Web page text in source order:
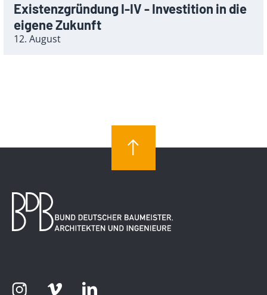
Existenzgründung I-IV - Investition in die
eigene Zukunft
12. August